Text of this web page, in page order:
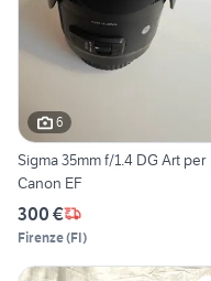
6
Sigma 35mm f/1.4 DG Art per
Canon EF
300 €
Firenze(FI)